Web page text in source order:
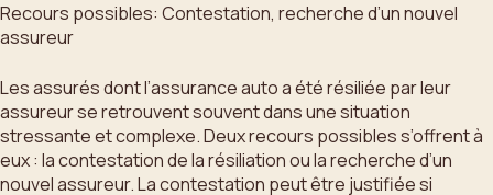
Recours possibles: Contestation, recherche d’un nouvel
assureur
Les assurés dont l’assurance auto a été résiliée par leur
assureur se retrouvent souvent dans une situation
stressante et complexe. Deux recours possibles s’offrent à
eux : la contestation de la résiliation ou la recherche d’un
nouvel assureur. La contestation peut être justifiée si